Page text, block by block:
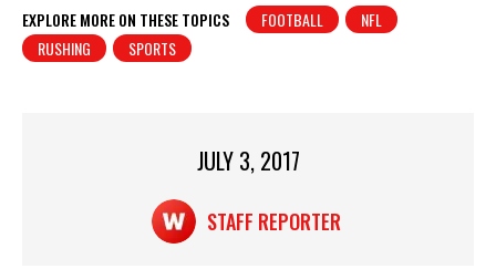
at
s
c
e
t
ar
EXPLORE MORE ON THESE TOPICS FOOTBALL
NFL
RUSHING
SPORTS
JULY 3, 2017
STAFF REPORTER